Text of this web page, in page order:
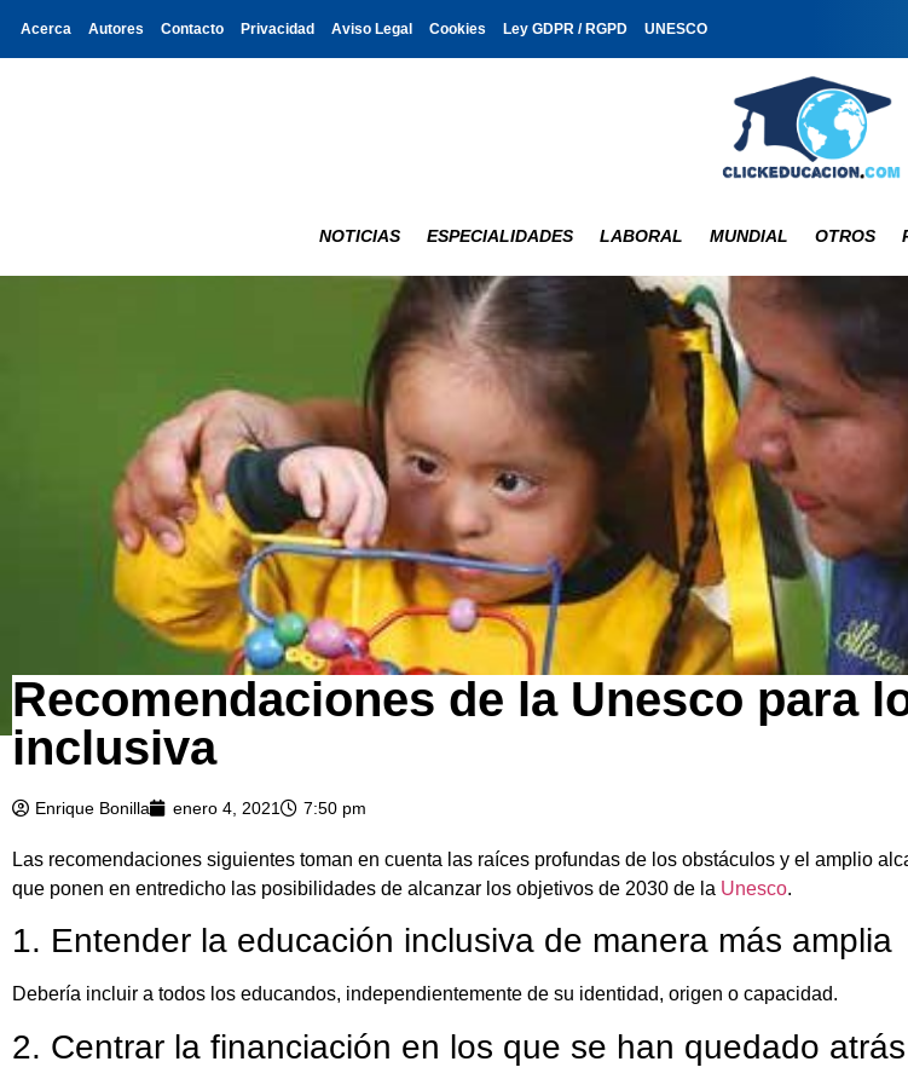
Acerca Autores Contacto Privacidad Aviso Legal Cookies Ley GDPR / RGPD UNESCO
NOTICIAS ESPECIALIDADES LABORAL MUNDIAL OTROS
Recomendaciones de la Unesco para
inclusiva
Enrique Bonilla enero 4, 2021 7:50 pm
Las recomendaciones siguientes toman en cuenta las raíces profundas de los obstáculos y el amplio
que ponen en entredicho las posibilidades de alcanzar los objetivos de 2030 de la Unesco.
1. Entender la educación inclusiva de manera más amplia
Debería incluir a todos los educandos, independientemente de su identidad, origen o capacidad.
2. Centrar la financiación en los que se han quedado atrás